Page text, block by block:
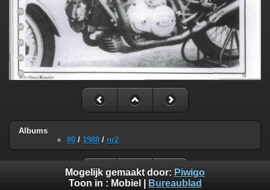
Albums
80 / 1988 / nr2
Mogelijk gemaakt door: Piwigo
Toon in : Mobiel Bureaublad